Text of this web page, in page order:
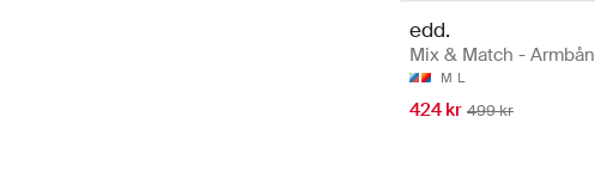
edd.
Mix & Match -
M L
424 kr 499 kr